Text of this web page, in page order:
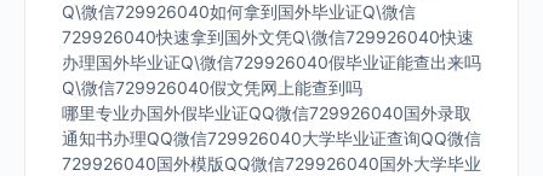
Q\微信729926040如何拿到国外毕业证Q\微信
729926040快速拿到国外文凭Q\微信729926040快速
办理国外毕业证Q\微信729926040假毕业证能查出来吗
Q\微信729926040假文凭网上能查到吗
哪里专业办国外假毕业证QQ微信729926040国外录取
通知书办理QQ微信729926040大学毕业证查询QQ微信
729926040国外模版QQ微信729926040国外大学毕业